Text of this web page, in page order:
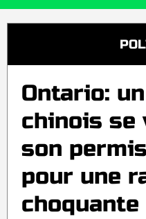
Ontario:
chinois
son
pour une
choquante